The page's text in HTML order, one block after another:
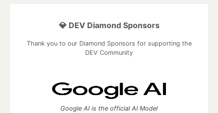
💎 DEV Diamond Sponsors
Thank you to our Diamond Sponsors for supporting the
DEV Community
Google AI is the official AI Model